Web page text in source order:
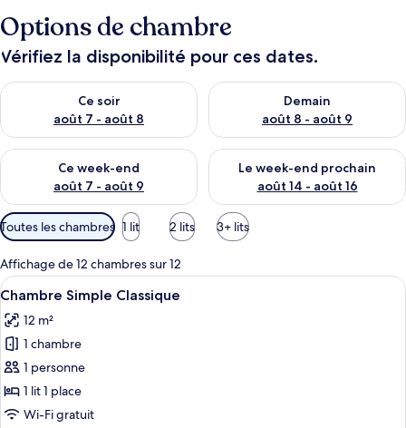
Options de chambre
Vérifiez la disponibilité pour ces dates.
Ce soir
août 7 - août 8
Vérifier la disponibilité pour ce soir août 7 - août 8
Demain
août 8 - août 9
Vérifier la disponibilité pour
Ce week-end
août 7 - août 9
Vérifier la disponibilité pour ce week-end août 7 - août 9
Le week-end prochain
août 14 - août 16
Vérifier la disponibilité pour
Filtres
disponibles
pour
les
chambres
Toutes les chambres 1 lit 2 lits 3+ lits
Affichage de 12 chambres sur 12
Afficher
toutes
les
photos
pour
ce
type
Un lit bien fait, avec une couverture
7
Chambre Simple Classique
12 m²
1 chambre
1 personne
1 lit 1 place
Wi-Fi gratuit